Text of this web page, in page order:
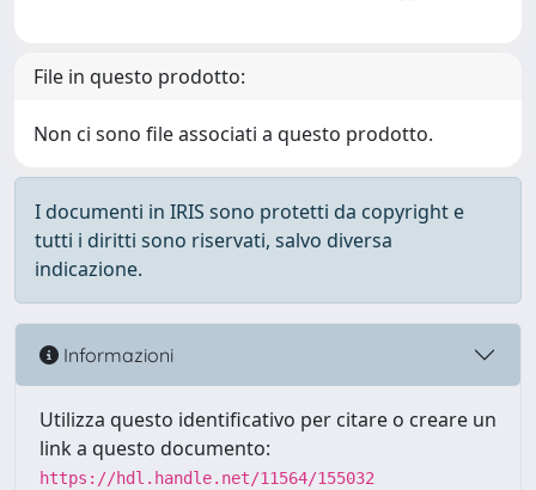
File in questo prodotto:
Non ci sono file associati a questo prodotto.
I documenti in IRIS sono protetti da copyright e
tutti i diritti sono riservati, salvo diversa
indicazione.
Informazioni
Utilizza questo identificativo per citare o creare un
link a questo documento:
https://hdl.handle.net/11564/155032